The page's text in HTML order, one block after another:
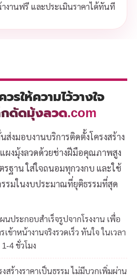
งานฟรี และประเมินราคาได้ทันที
รให้ความไว้วางใจ
กดัดมุ้งลวด.com
ส่งมอบงานบริการติดตั้งโครงสร้าง
ผงมุ้งลวดด้วยช่างฝีมือคุณภาพสูง
ฐาน ใส่ใจถนอมทุกวงกบ และใช้
รมในงบประมาณที่ยุติธรรมที่สุด
นประกอบสำเร็จรูปจากโรงงาน เพื่อ
เข้าหน้างานจริงรวดเร็ว ทันใจ ในเวลา
1-4 ชั่วโมง
งสร้างราคาเป็นธรรม ไม่มีบวกเพิ่มผ่าน